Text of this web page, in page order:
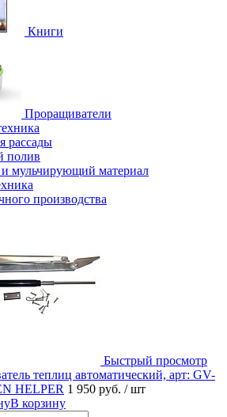
Книги
Проращиватели
рассады
полив
мульчирующий материал
производства
Быстрый просмотр
теплиц автоматический, арт: GV-
HELPER 1 950 руб. / шт
В корзину